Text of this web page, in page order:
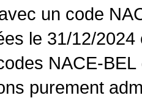
un code
le 31/12/
NACE-
purement